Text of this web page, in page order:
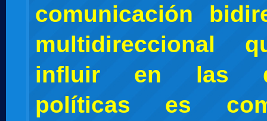
comunicación
multidireccional
influir en las
políticas es